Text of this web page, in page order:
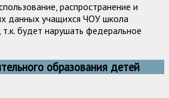
распространение и
данных учащихся ЧОУ школа
будет нарушать федеральное
образования детей